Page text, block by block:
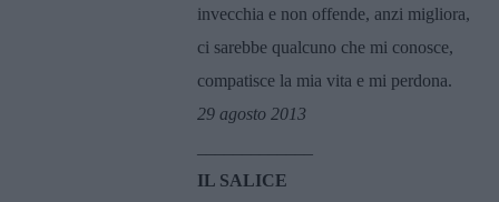
invecchia e non offende, anzi migliora,
ci sarebbe qualcuno che mi conosce,
compatisce la mia vita e mi perdona.
29 agosto 2013
IL SALICE